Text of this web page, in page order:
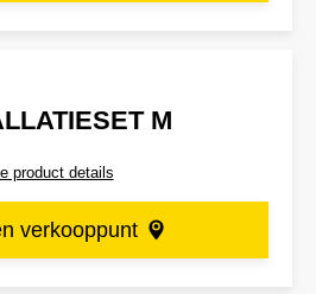
M
product details
verkooppunt